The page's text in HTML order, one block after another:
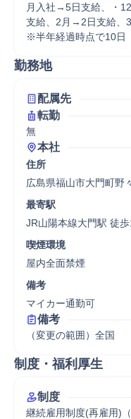
月入社→5日支給、・
支給、2月→2日支給、
※半年経過時点で10日
勤務地
配属先
転勤
無
本社
住所
広島県福山市大門町野
最寄駅
JR山陽本線大門駅 徒
喫煙環境
屋内全面禁煙
備考
マイカー通勤可
備考
（変更の範囲）全国
制度・福利厚生
制度
継続雇用制度(再雇用)